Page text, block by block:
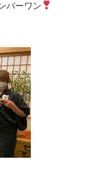
バーワン